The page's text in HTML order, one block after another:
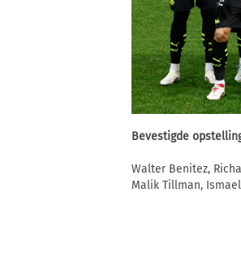
Bevestigde
Walter Benitez,
Malik Tillman,